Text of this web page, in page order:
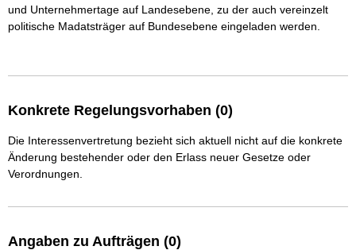
und Unternehmertage auf Landesebene, zu der auch vereinzelt
politische Madatsträger auf Bundesebene eingeladen werden.
Konkrete Regelungsvorhaben (0)
Die Interessenvertretung bezieht sich aktuell nicht auf die konkrete
Änderung bestehender oder den Erlass neuer Gesetze oder
Verordnungen.
Angaben zu Aufträgen (0)